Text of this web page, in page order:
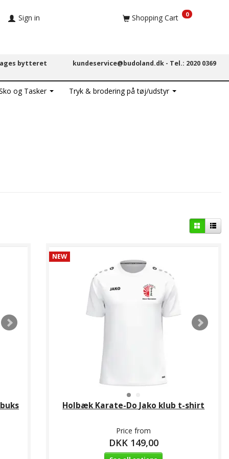
Sign in Shopping Cart 0
bytteret kundeservice@budoland.dk - Tel.: 2020 0369
og Tasker
Tryk & brodering på tøj/udstyr
NEW
Holbæk Karate-Do Jako klub t-shirt
Price from
DKK 149,00